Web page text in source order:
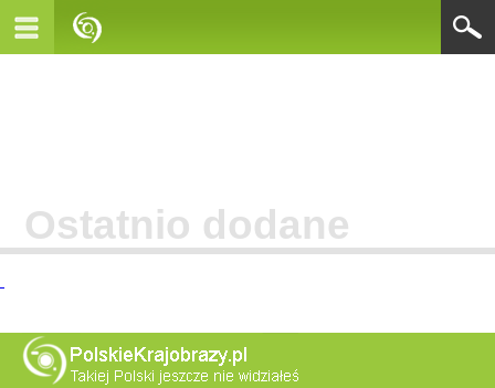
Ostatnio dodane